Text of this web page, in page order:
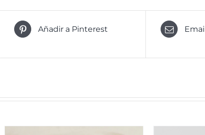
Añadir a Pinterest